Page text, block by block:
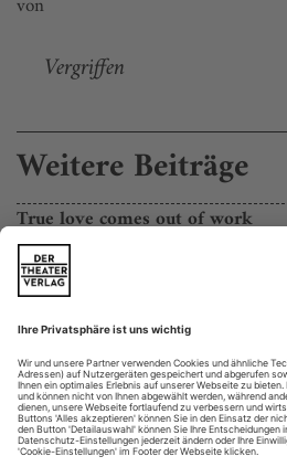
von
Vergriffen
Weitere Beiträge
True love comes out of work
Das Nature Theatre of Oklahoma
zum Kampnagel-Sommerfest in Hamburg
Sommer! In diesem Sommer auch
das Internationale
Besuchern. Womit man in
wenig falsch machen konnte.
Raumkunst gewordene
Neonpink über ros­tender